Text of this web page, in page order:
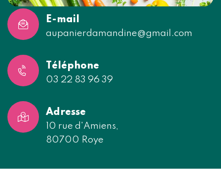
E-mail
aupanierdamandine@gmail.com
Téléphone
03 22 83 96 39
Adresse
10 rue d'Amiens,
80700 Roye